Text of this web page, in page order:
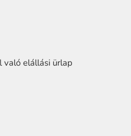
való elállási ürlap